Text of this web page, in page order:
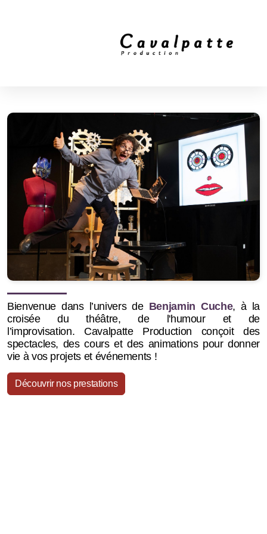
Bienvenue dans l’univers de Benjamin Cuche, à la
croisée du théâtre, de l'humour et de
l’improvisation. Cavalpatte Production conçoit des
spectacles, des cours et des animations pour donner
vie à vos projets et événements !
Découvrir nos prestations